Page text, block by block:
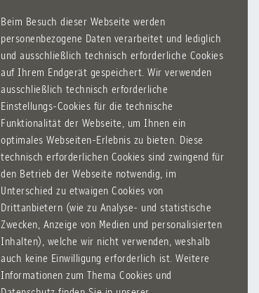
Beim Besuch dieser Webseite werden
personenbezogene Daten verarbeitet und lediglich
und ausschließlich technisch erforderliche Cookies
auf Ihrem Endgerät gespeichert. Wir verwenden
ausschließlich technisch erforderliche
Einstellungs-Cookies für die technische
Funktionalität der Webseite, um Ihnen ein
optimales Webseiten-Erlebnis zu bieten. Diese
technisch erforderlichen Cookies sind zwingend für
den Betrieb der Webseite notwendig, im
Unterschied zu etwaigen Cookies von
Drittanbietern (wie zu Analyse- und statistische
Zwecken, Anzeige von Medien und personalisierten
Inhalten), welche wir nicht verwenden, weshalb
auch keine Einwilligung erforderlich ist. Weitere
Informationen zum Thema Cookies und